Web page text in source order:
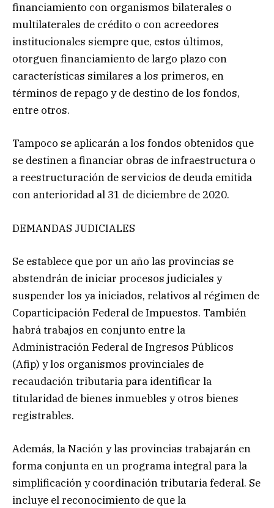
financiamiento con organismos bilaterales o
multilaterales de crédito o con acreedores
institucionales siempre que, estos últimos,
otorguen financiamiento de largo plazo con
características similares a los primeros, en
términos de repago y de destino de los fondos,
entre otros.
Tampoco se aplicarán a los fondos obtenidos que
se destinen a financiar obras de infraestructura o
a reestructuración de servicios de deuda emitida
con anterioridad al 31 de diciembre de 2020.
DEMANDAS JUDICIALES
Se establece que por un año las provincias se
abstendrán de iniciar procesos judiciales y
suspender los ya iniciados, relativos al régimen de
Coparticipación Federal de Impuestos. También
habrá trabajos en conjunto entre la
Administración Federal de Ingresos Públicos
(Afip) y los organismos provinciales de
recaudación tributaria para identificar la
titularidad de bienes inmuebles y otros bienes
registrables.
Además, la Nación y las provincias trabajarán en
forma conjunta en un programa integral para la
simplificación y coordinación tributaria federal. Se
incluye el reconocimiento de que la